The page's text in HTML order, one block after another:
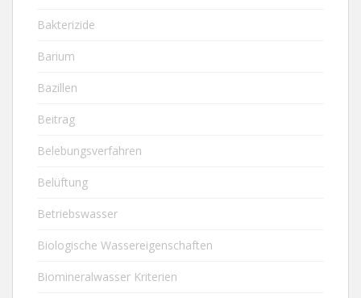
Bakterizide
Barium
Bazillen
Beitrag
Belebungsverfahren
Belüftung
Betriebswasser
Biologische Wassereigenschaften
Biomineralwasser Kriterien